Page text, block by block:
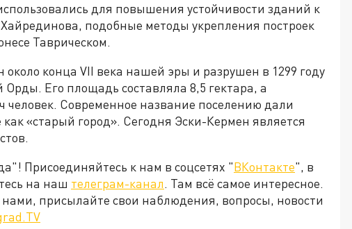
для повышения устойчивости зданий к
подобные методы укрепления построек
Таврическом.
конца VII века нашей эры и разрушен в 1299 году
Его площадь составляла 8,5 гектара, а
человек. Современное название поселению дали
«старый город». Сегодня Эски-Кермен является
Присоединяйтесь к нам в соцсетях "ВКонтакте", в
на наш телеграм-канал. Там всё самое интересное.
нами, присылайте свои наблюдения, вопросы, новости